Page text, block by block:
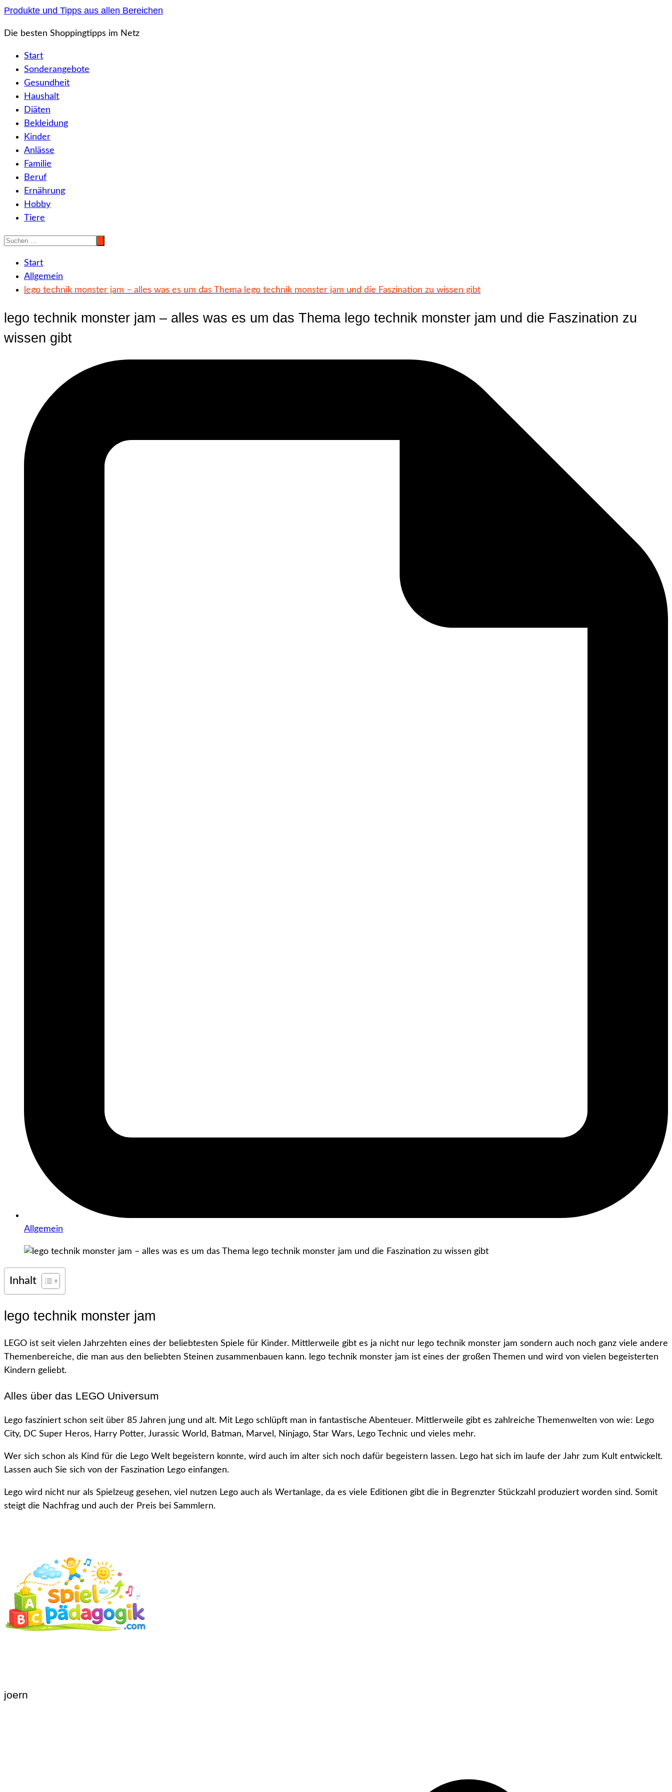
Zum
springen
Produkte und Tipps aus allen Bereichen
Die besten Shoppingtipps im Netz
Start
Sonderangebote
Gesundheit
Haushalt
Diäten
Bekleidung
Kinder
Anlässe
Familie
Beruf
Ernährung
Hobby
Tiere
Start
Allgemein
lego technik monster jam – alles was es um das Thema lego technik monster jam und die Faszination zu wissen gibt
lego technik monster jam – alles was es um das Thema lego technik monster jam und die Faszination zu
wissen gibt
Allgemein
Inhalt
lego technik monster jam
LEGO ist seit vielen Jahrzehten eines der beliebtesten Spiele für Kinder. Mittlerweile gibt es ja nicht nur lego technik monster jam sondern auch noch ganz viele andere
Themenbereiche, die man aus den beliebten Steinen zusammenbauen kann. lego technik monster jam ist eines der großen Themen und wird von vielen begeisterten
Kindern geliebt.
Alles über das LEGO Universum
Lego fasziniert schon seit über 85 Jahren jung und alt. Mit Lego schlüpft man in fantastische Abenteuer. Mittlerweile gibt es zahlreiche Themenwelten von wie: Lego
City, DC Super Heros, Harry Potter, Jurassic World, Batman, Marvel, Ninjago, Star Wars, Lego Technic und vieles mehr.
Wer sich schon als Kind für die Lego Welt begeistern konnte, wird auch im alter sich noch dafür begeistern lassen. Lego hat sich im laufe der Jahr zum Kult entwickelt.
Lassen auch Sie sich von der Faszination Lego einfangen.
Lego wird nicht nur als Spielzeug gesehen, viel nutzen Lego auch als Wertanlage, da es viele Editionen gibt die in Begrenzter Stückzahl produziert worden sind. Somit
steigt die Nachfrag und auch der Preis bei Sammlern.
joern